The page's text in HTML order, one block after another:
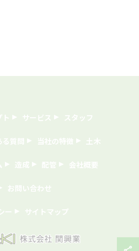
サービス スタッフ
る質問 当社の特徴 土木
造成 配管 会社概要
お問い合わせ
ー サイトマップ